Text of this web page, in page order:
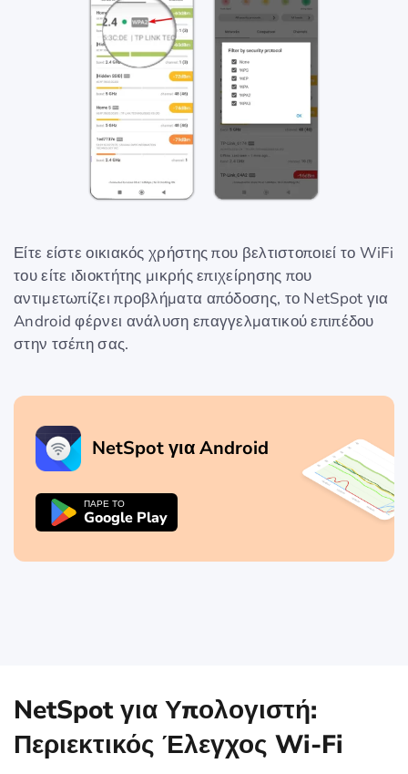
Είτε είστε οικιακός χρήστης που βελτιστοποιεί το WiFi
του είτε ιδιοκτήτης μικρής επιχείρησης που
αντιμετωπίζει προβλήματα απόδοσης, το NetSpot για
Android φέρνει ανάλυση επαγγελματικού επιπέδου
στην τσέπη σας.
NetSpot για Android
ΠΑΡΕ ΤΟ
Google Play
NetSpot για Υπολογιστή:
Περιεκτικός Έλεγχος Wi-Fi